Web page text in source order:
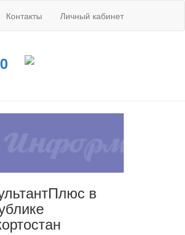
Контакты Личный кабинет
в